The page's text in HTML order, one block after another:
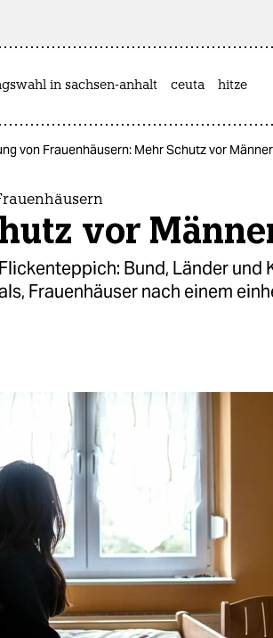
in sachsen-anhalt ceuta hitze
von Frauenhäusern: Mehr Schutz vor
vor
Bund, Länder und
Frauenhäuser nach einem